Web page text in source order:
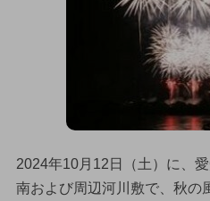
2024年10月12日（土）に、
南および周辺河川敷で、秋の